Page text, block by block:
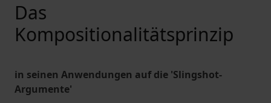
Das
Kompositionalitätsprinzip
in seinen Anwendungen auf die 'Slingshot-
Argumente'